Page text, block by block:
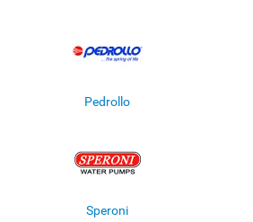
Pedrollo
Speroni